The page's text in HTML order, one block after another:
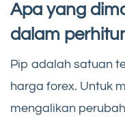
Apa yang
dalam
Pip adalah satuan
harga forex. Untuk
mengalikan